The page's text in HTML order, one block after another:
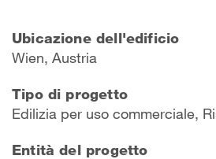
Ubicazione dell'edificio
Wien, Austria
Tipo di progetto
Edilizia per uso commerciale,
Entità del progetto